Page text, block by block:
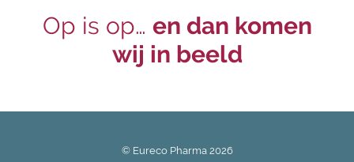
Op is op… en dan komen
wij in beeld
© Eureco Pharma 2026